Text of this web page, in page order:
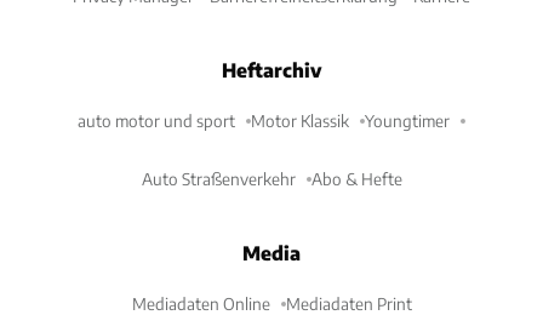
Heftarchiv
auto motor und sport Motor Klassik Youngtimer
Auto Straßenverkehr Abo & Hefte
Media
Mediadaten Online Mediadaten Print